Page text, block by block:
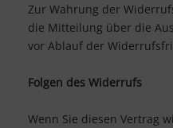
Zur Wahrung der
die Mitteilung über die
vor Ablauf der
Folgen des Widerrufs
Wenn Sie diesen Vertrag